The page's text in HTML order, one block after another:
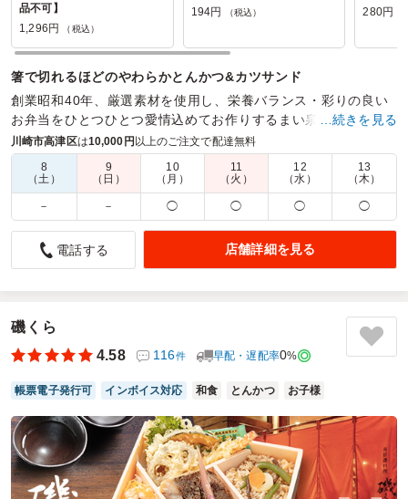
品不可】
1,296円
（税込）
194円
（税込）
280円
箸で切れるほどのやわらかとんかつ&カツサンド
創業昭和40年、厳選素材を使用し、栄養バランス・彩りの良い
お弁当をひとつひとつ愛情込めてお作りするまい泉のお弁当
は、ロケや会議・接待など、様々なシーンで大人気です。
商品数： 締切日時： 2日前14:30 価格帯：
194円～2,700円
配達時間：
9:30～18:00
歓迎会の彩になりました🌸
5.0
にしたところ、社員スタッフにも好評でした。
お手頃な価格で、沢山の種類のお惣菜が入っており、美味し
さに完食されているスタッフばかりでした。
また次回も機会がございましたらご注文させて頂きたいなと
ありがとうございました。
ご利用シーン：懇親会›歓迎会
参加者の年齢：20代～30代男女比：女性多め
神奈川県川崎市高津区二子2026/04/06
…続きを見る
川崎市高津区は10,000円 以上のご注文で配達無料
8
（土）
9
（日）
10
（月）
11
（火）
12
（水）
13
（木）
－ － ◯ ◯ ◯ ◯
電話する 店舗詳細を見る
磯くら
4.58
116件 早配・遅配率0%
帳票電子発行可 インボイス対応 和食 とんかつ お子様